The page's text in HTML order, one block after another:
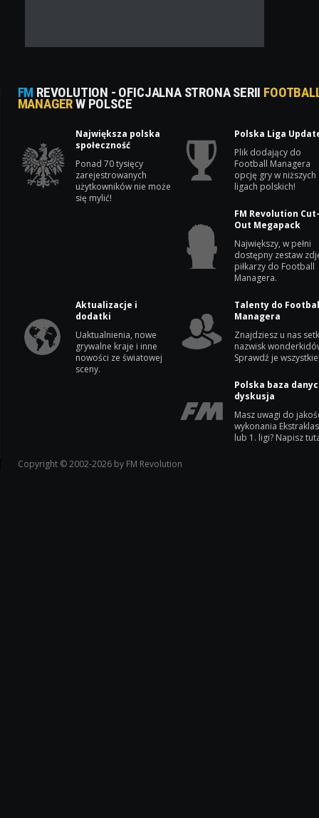
FM REVOLUTION - OFICJALNA STRONA SERII
MANAGERW POLSCE
Największa polska
społeczność
Ponad 70 tysięcy
zarejestrowanych
użytkowników nie może
się mylić!
Polska Liga
Plik dodający do
Football Managera
opcję gry w niższych
ligach polskich!
FM Revolution
Out Megapack
Największy, w pełni
dostępny zestaw
piłkarzy do Football
Managera.
Aktualizacje i
dodatki
Uaktualnienia, nowe
grywalne kraje i inne
nowości ze światowej
sceny.
Talenty do
Managera
Znajdziesz u nas
nazwisk
Sprawdź je
Polska baza
dyskusja
Masz uwagi do
wykonania
lub 1. ligi? Napisz
Copyright © 2002-2026 by FM Revolution